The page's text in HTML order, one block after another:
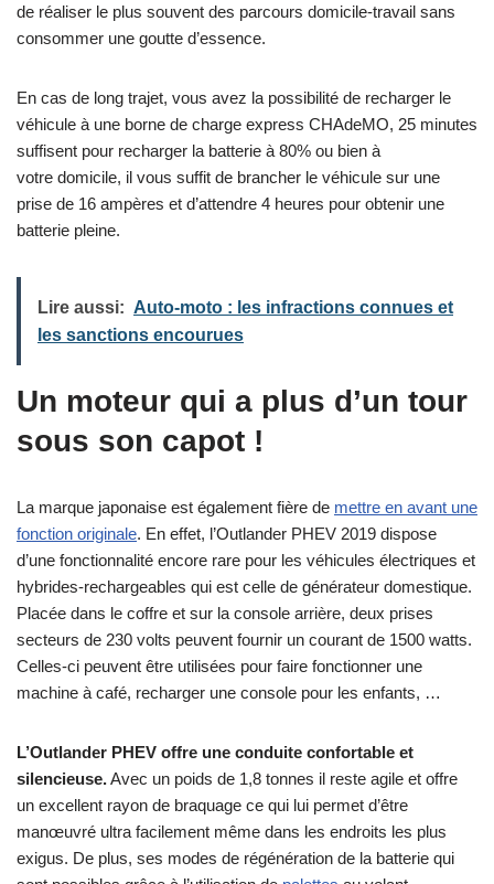
de réaliser le plus souvent des parcours domicile-travail sans
consommer une goutte d’essence.
En cas de long trajet, vous avez la possibilité de recharger le
véhicule à une borne de charge express CHAdeMO, 25 minutes
suffisent pour recharger la batterie à 80% ou bien à
votre domicile, il vous suffit de brancher le véhicule sur une
prise de 16 ampères et d’attendre 4 heures pour obtenir une
batterie pleine.
Lire aussi: Auto-moto : les infractions connues et
les sanctions encourues
Un moteur qui a plus d’un tour
sous son capot !
La marque japonaise est également fière de mettre en avant une
fonction originale. En effet, l’Outlander PHEV 2019 dispose
d’une fonctionnalité encore rare pour les véhicules électriques et
hybrides-rechargeables qui est celle de générateur domestique.
Placée dans le coffre et sur la console arrière, deux prises
secteurs de 230 volts peuvent fournir un courant de 1500 watts.
Celles-ci peuvent être utilisées pour faire fonctionner une
machine à café, recharger une console pour les enfants, …
L’Outlander PHEV offre une conduite confortable et
silencieuse.Avec un poids de 1,8 tonnes il reste agile et offre
un excellent rayon de braquage ce qui lui permet d’être
manœuvré ultra facilement même dans les endroits les plus
exigus. De plus, ses modes de régénération de la batterie qui